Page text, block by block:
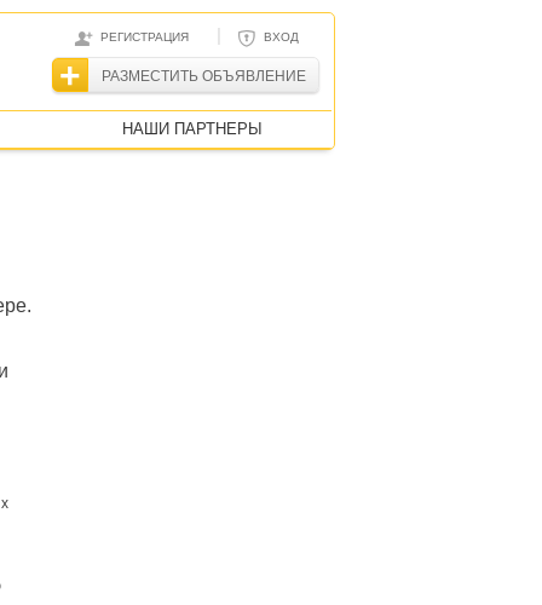
РЕГИСТРАЦИЯ | ВХОД
РАЗМЕСТИТЬ ОБЪЯВЛЕНИЕ
НАШИ ПАРТНЕРЫ